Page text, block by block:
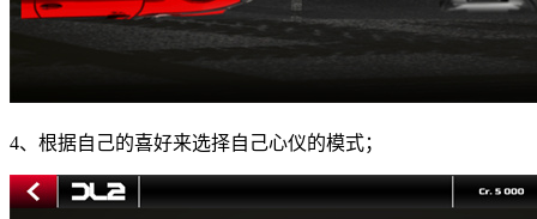
4、根据自己的喜好来选择自己心仪的模式；